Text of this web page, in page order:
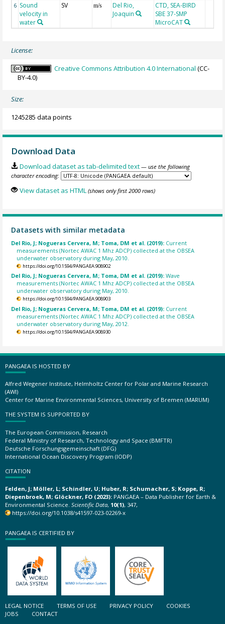
6 Sound
velocity in
water
SV m/s
Del Rio,
Joaquin
CTD, SEA-BIRD
SBE 37-SMP
MicroCAT
License:
Creative Commons Attribution 4.0 International (CC-
BY-4.0)
Size:
1245285 data points
Download Data
Download dataset as tab-delimited text — use the following
character encoding:
View dataset as HTML (shows only first 2000 rows)
Datasets with similar metadata
Del Rio, J; Nogueras Cervera, M; Toma, DM et al. (2019): Current
measurements (Nortec AWAC 1 Mhz ADCP) collected at the OBSEA
underwater observatory during May, 2010.
https://doi.org/10.1594/PANGAEA.908902
Del Rio, J; Nogueras Cervera, M; Toma, DM et al. (2019):Wave
measurements (Nortec AWAC 1 Mhz ADCP) collected at the OBSEA
underwater observatory during May, 2010.
https://doi.org/10.1594/PANGAEA.908903
Del Rio, J; Nogueras Cervera, M; Toma, DM et al. (2019): Current
measurements (Nortec AWAC 1 Mhz ADCP) collected at the OBSEA
underwater observatory during May, 2012.
https://doi.org/10.1594/PANGAEA.908930
PANGAEA IS HOSTED BY
Alfred Wegener Institute, Helmholtz Center for Polar and Marine Research
(AWI)
Center for Marine Environmental Sciences, University of Bremen (MARUM)
THE SYSTEM IS SUPPORTED BY
The European Commission, Research
Federal Ministry of Research, Technology and Space (BMFTR)
Deutsche Forschungsgemeinschaft (DFG)
International Ocean Discovery Program (IODP)
CITATION
Felden, J; Möller, L; Schindler, U; Huber, R; Schumacher, S; Koppe, R;
Diepenbroek, M; Glöckner, FO (2023): PANGAEA – Data Publisher for Earth &
Environmental Science. Scientific Data, 10(1), 347,
https://doi.org/10.1038/s41597-023-02269-x
PANGAEA IS CERTIFIED BY
LEGAL NOTICE TERMS OF USE PRIVACY POLICY
COOKIES
JOBS
CONTACT